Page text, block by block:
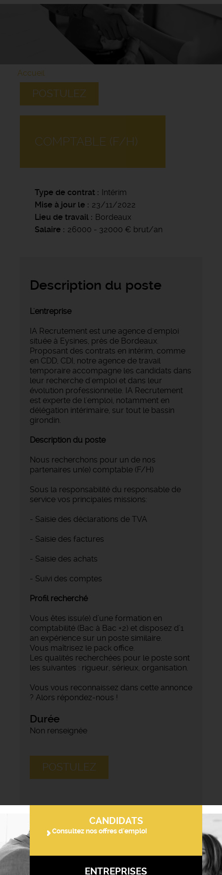
Accueil
POSTULEZ
COMPTABLE (F/H)
Type de contrat
Intérim
Mise à jour le
23/11/2022
Lieu de travail
Bordeaux
Salaire
26000 - 32000 € brut/an
Description du poste
L'entreprise
IA Recrutement est une agence d'emploi
située à Eysines, près de Bordeaux.
Proposant des contrats en intérim, comme
en CDD, CDI, notre agence de travail
temporaire accompagne les candidats dans
leur recherche d'emploi et dans leur
évolution professionnelle. IA Recrutement
est experte de l'emploi, notamment en
délégation intérimaire, sur tout le bassin
girondin.
Description du poste
Nous recherchons pour un de nos
partenaires un(e) comptable (F/H)
Sous la responsabilité du responsable de
service vos principales missions:
- Saisie des déclarations de TVA
- Saisie des factures
- Saisie des achats
- Suivi des comptes
Profil recherché
Vous êtes issu(e) d’une formation en
comptabilité (Bac à Bac +2) et disposez d’1
an expérience sur un poste similaire.
Vous maîtrisez le pack office.
Les qualités recherchées pour le poste sont
les suivantes : rigueur, sérieux, organisation.
Vous vous reconnaissez dans cette annonce
? Alors répondez-nous !
Durée
Non renseignée
POSTULEZ
CANDIDATS
Consultez nos offres d'emploi
ENTREPRISES